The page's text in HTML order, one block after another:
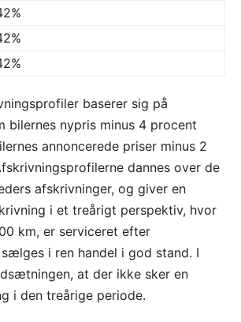
baserer sig på
bilernes nypris minus 4 procent
annoncerede priser minus 2
dannes over de
afskrivninger, og giver en
i et treårigt perspektiv, hvor
km, er serviceret efter
i ren handel i god stand. I
at der ikke sker en
i den treårige periode.